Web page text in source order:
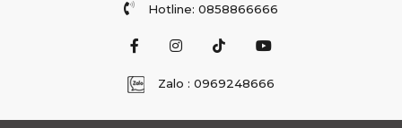
Hotline: 0858866666
Zalo : 0969248666